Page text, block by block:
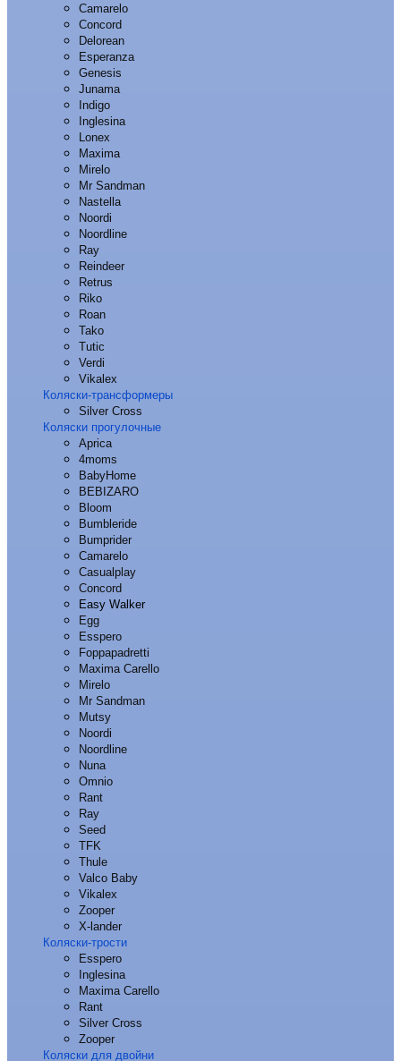
Camarelo
Concord
Delorean
Esperanza
Genesis
Junama
Indigo
Inglesina
Lonex
Maxima
Mirelo
Mr Sandman
Nastella
Noordi
Noordline
Ray
Reindeer
Retrus
Riko
Roan
Tako
Tutic
Verdi
Vikalex
Коляски-трансформеры
Silver Cross
Коляски прогулочные
Aprica
4moms
BabyHome
BEBIZARO
Bloom
Bumbleride
Bumprider
Camarelo
Casualplay
Concord
Easy Walker
Egg
Esspero
Foppapadretti
Maxima Carello
Mirelo
Mr Sandman
Mutsy
Noordi
Noordline
Nuna
Omnio
Rant
Ray
Seed
TFK
Thule
Valco Baby
Vikalex
Zooper
X-lander
Коляски-трости
Esspero
Inglesina
Maxima Carello
Rant
Silver Cross
Zooper
Коляски для двойни